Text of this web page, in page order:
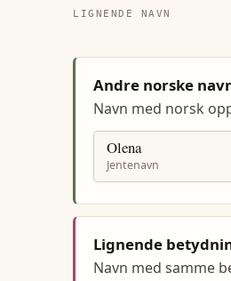
LIGNENDE NAVN
Andre norske
Navn med norsk
Olena
Jentenavn
Lignende
Navn med samme